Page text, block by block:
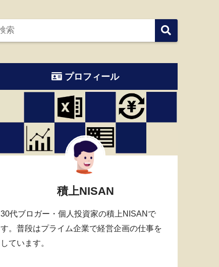
プロフィール
積上NISAN
30代ブロガー・個人投資家の積上NISANで
す。普段はプライム企業で経営企画の仕事を
しています。